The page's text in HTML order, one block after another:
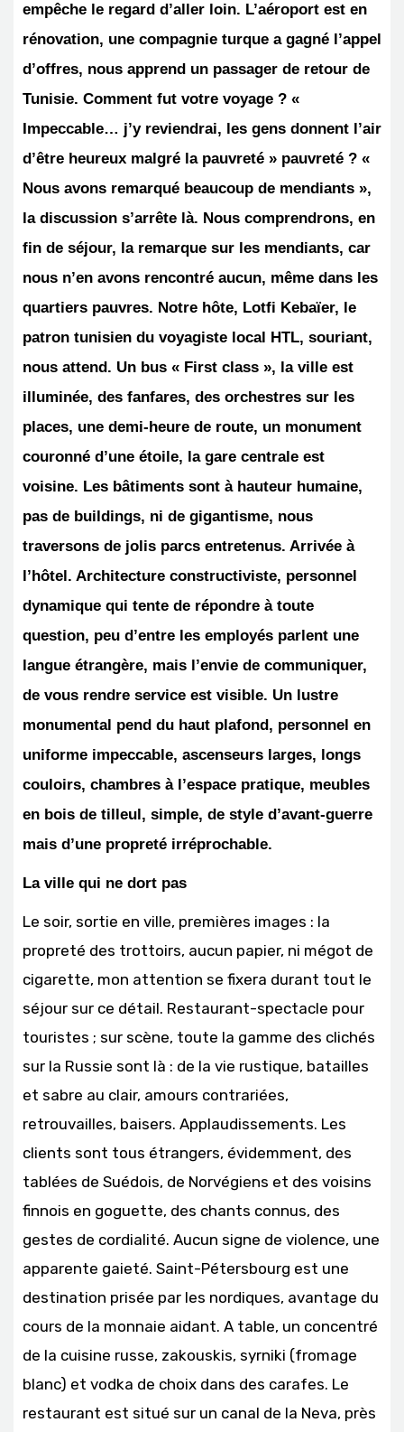
empêche le regard d’aller loin. L’aéroport est en
rénovation, une compagnie turque a gagné l’appel
d’offres, nous apprend un passager de retour de
Tunisie. Comment fut votre voyage ? «
Impeccable… j’y reviendrai, les gens donnent l’air
d’être heureux malgré la pauvreté » pauvreté ? «
Nous avons remarqué beaucoup de mendiants »,
la discussion s’arrête là. Nous comprendrons, en
fin de séjour, la remarque sur les mendiants, car
nous n’en avons rencontré aucun, même dans les
quartiers pauvres. Notre hôte, Lotfi Kebaïer, le
patron tunisien du voyagiste local HTL, souriant,
nous attend. Un bus « First class », la ville est
illuminée, des fanfares, des orchestres sur les
places, une demi-heure de route, un monument
couronné d’une étoile, la gare centrale est
voisine. Les bâtiments sont à hauteur humaine,
pas de buildings, ni de gigantisme, nous
traversons de jolis parcs entretenus. Arrivée à
l’hôtel. Architecture constructiviste, personnel
dynamique qui tente de répondre à toute
question, peu d’entre les employés parlent une
langue étrangère, mais l’envie de communiquer,
de vous rendre service est visible. Un lustre
monumental pend du haut plafond, personnel en
uniforme impeccable, ascenseurs larges, longs
couloirs, chambres à l’espace pratique, meubles
en bois de tilleul, simple, de style d’avant-guerre
mais d’une propreté irréprochable.
La ville qui ne dort pas
Le soir, sortie en ville, premières images : la
propreté des trottoirs, aucun papier, ni mégot de
cigarette, mon attention se fixera durant tout le
séjour sur ce détail. Restaurant-spectacle pour
touristes ; sur scène, toute la gamme des clichés
sur la Russie sont là : de la vie rustique, batailles
et sabre au clair, amours contrariées,
retrouvailles, baisers. Applaudissements. Les
clients sont tous étrangers, évidemment, des
tablées de Suédois, de Norvégiens et des voisins
finnois en goguette, des chants connus, des
gestes de cordialité. Aucun signe de violence, une
apparente gaieté. Saint-Pétersbourg est une
destination prisée par les nordiques, avantage du
cours de la monnaie aidant. A table, un concentré
de la cuisine russe, zakouskis, syrniki (fromage
blanc) et vodka de choix dans des carafes. Le
restaurant est situé sur un canal de la Neva, près